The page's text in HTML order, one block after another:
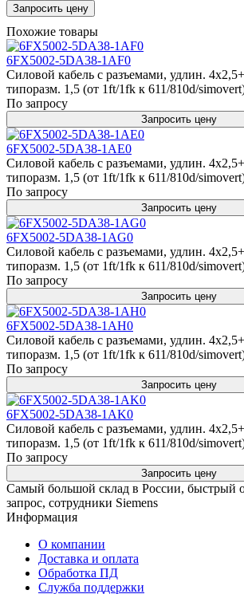
Запросить цену
Похожие товары
6FX5002-5DA38-1AF0
Силовой кабель с разъемами, удлин.
типоразм. 1,5 (от 1ft/1fk к 611/810d/
По запросу
Запросить цену
6FX5002-5DA38-1AE0
Силовой кабель с разъемами, удлин.
типоразм. 1,5 (от 1ft/1fk к 611/810d/
По запросу
Запросить цену
6FX5002-5DA38-1AG0
Силовой кабель с разъемами, удлин.
типоразм. 1,5 (от 1ft/1fk к 611/810d/
По запросу
Запросить цену
6FX5002-5DA38-1AH0
Силовой кабель с разъемами, удлин.
типоразм. 1,5 (от 1ft/1fk к 611/810d/
По запросу
Запросить цену
6FX5002-5DA38-1AK0
Силовой кабель с разъемами, удлин.
типоразм. 1,5 (от 1ft/1fk к 611/810d/
По запросу
Запросить цену
Самый большой склад в России, быстрый
запрос, сотрудники Siemens
Информация
О компании
Доставка и оплата
Обработка ПД
Служба поддержки